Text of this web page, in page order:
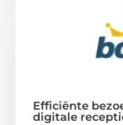
Efficiënte
digitale